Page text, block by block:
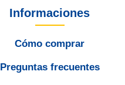
Informaciones
Cómo comprar
Preguntas frecuentes